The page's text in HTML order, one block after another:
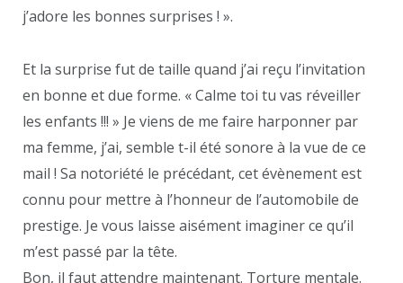
j’adore les bonnes surprises ! ».
Et la surprise fut de taille quand j’ai reçu l’invitation
en bonne et due forme. « Calme toi tu vas réveiller
les enfants !!! » Je viens de me faire harponner par
ma femme, j’ai, semble t-il été sonore à la vue de ce
mail ! Sa notoriété le précédant, cet évènement est
connu pour mettre à l’honneur de l’automobile de
prestige. Je vous laisse aisément imaginer ce qu’il
m’est passé par la tête.
Bon, il faut attendre maintenant. Torture mentale.